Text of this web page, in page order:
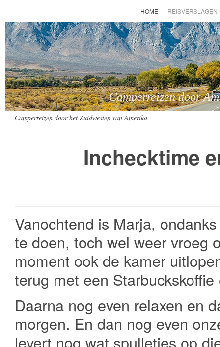
Camperreizen door
Camperreizen door het Zuidwesten van Amerika
HOME REISVERSLAGEN
Inchecktime
Vanochtend is Marja,
te doen, toch wel weer vroeg
moment ook de kamer
terug met een
Daarna nog even relaxen en
morgen. En dan nog even
levert nog wat spulletjes op